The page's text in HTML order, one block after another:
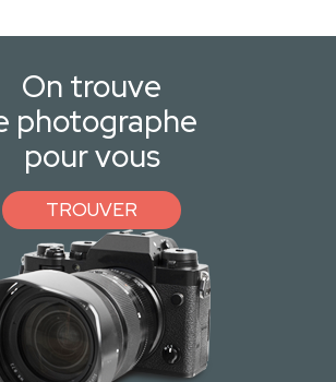
On trouve
photographe
pour vous
TROUVER